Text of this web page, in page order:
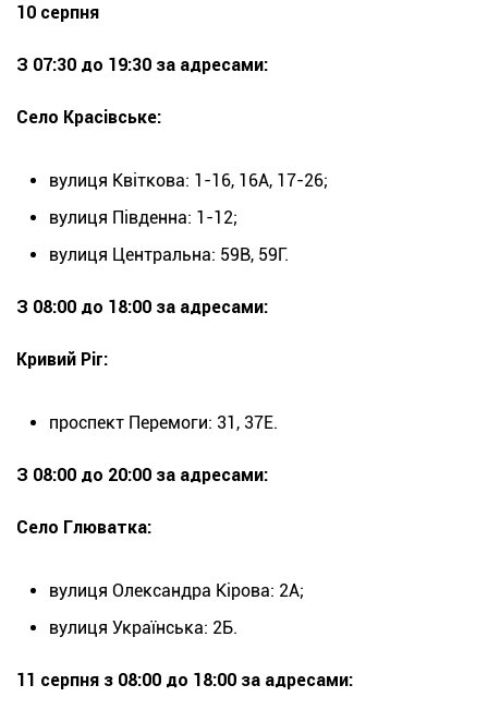
10 серпня
З 07:30 до 19:30 за адресами:
Село Красівське:
вулиця Квіткова: 1-16, 16А, 17-26;
вулиця Південна: 1-12;
вулиця Центральна: 59В, 59Г.
З 08:00 до 18:00 за адресами:
Кривий Ріг:
проспект Перемоги: 31, 37Е.
З 08:00 до 20:00 за адресами:
Село Глюватка:
вулиця Олександра Кірова: 2А;
вулиця Українська: 2Б.
11 серпня з 08:00 до 18:00 за адресами: